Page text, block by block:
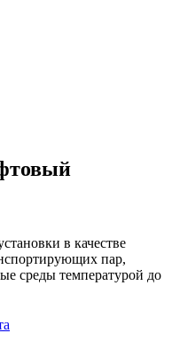
в качестве
пар,
среды температурой до